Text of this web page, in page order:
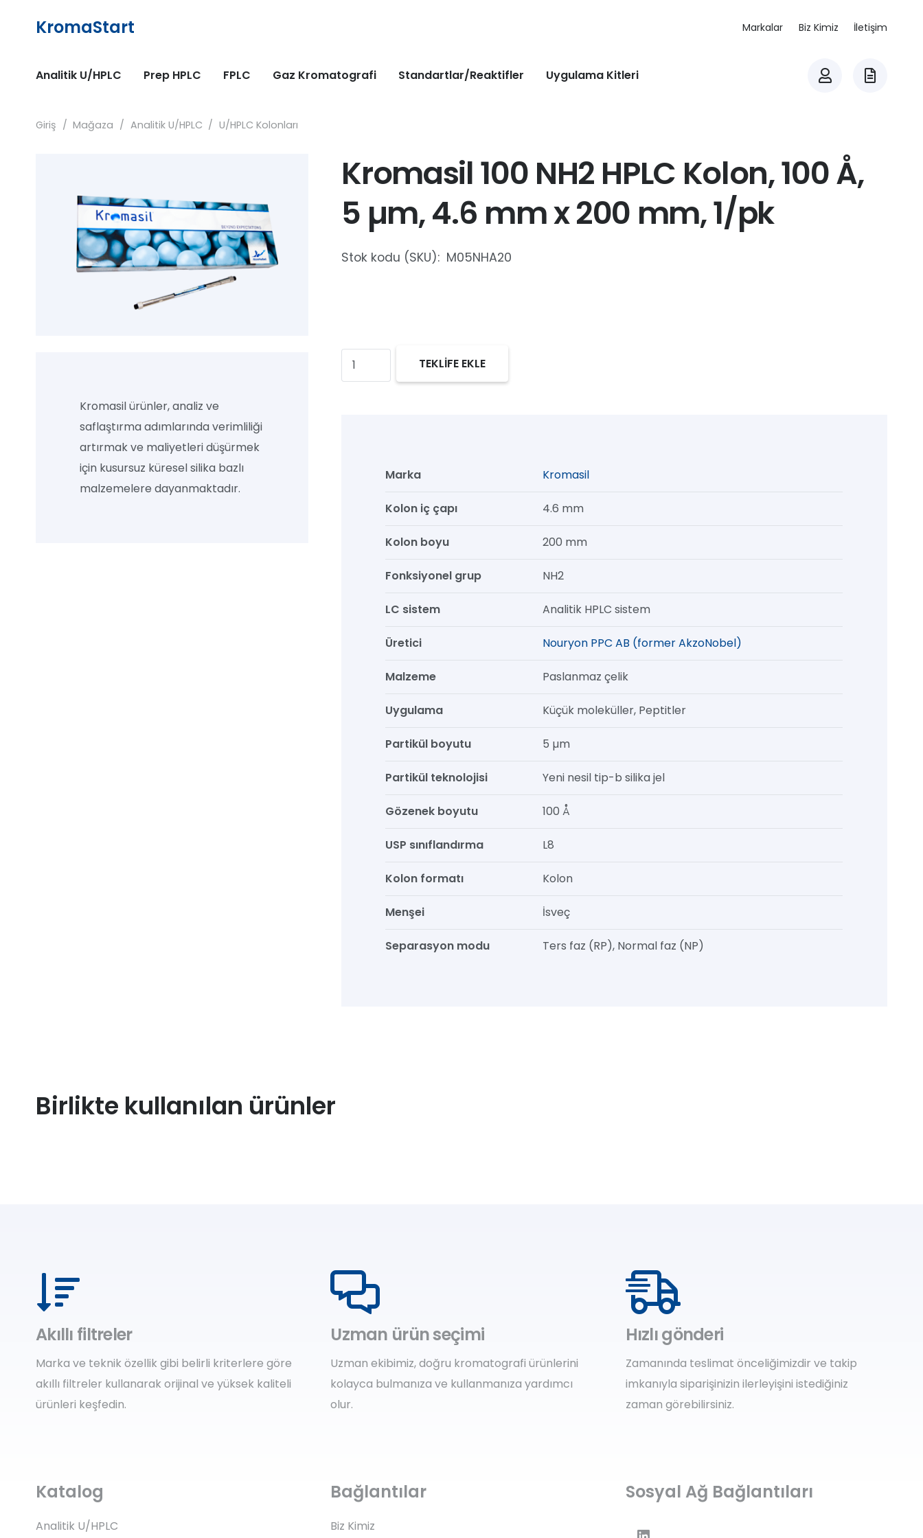
KromaStart Markalar Biz Kimiz İletişim
Analitik U/HPLC Prep HPLC FPLC Gaz Kromatografi Standartlar/Reaktifler Uygulama Kitleri
Giriş / Mağaza / Analitik U/HPLC / U/HPLC Kolonları
Kromasil ürünler, analiz ve
saflaştırma adımlarında verimliliği
artırmak ve maliyetleri düşürmek
için kusursuz küresel silika bazlı
malzemelere dayanmaktadır.
Kromasil 100 NH2 HPLC Kolon, 100 Å,
5 µm, 4.6 mm x 200 mm, 1/pk
Stok kodu (SKU): M05NHA20
Kromasil
100
TEKLİFE EKLE
Marka Kromasil
Kolon iç çapı 4.6 mm
Kolon boyu 200 mm
Fonksiyonel grup NH2
LC sistem Analitik HPLC sistem
Üretici Nouryon PPC AB (former AkzoNobel)
Malzeme Paslanmaz çelik
Uygulama Küçük moleküller, Peptitler
Partikül boyutu 5 µm
Partikül teknolojisi Yeni nesil tip-b silika jel
Gözenek boyutu 100 Å
USP sınıflandırma L8
Kolon formatı Kolon
Menşei İsveç
Separasyon modu Ters faz (RP), Normal faz (NP)
Birlikte kullanılan ürünler
Akıllı filtreler
Marka ve teknik özellik gibi belirli kriterlere göre
akıllı filtreler kullanarak orijinal ve yüksek kaliteli
ürünleri keşfedin.
Uzman ürün seçimi
Uzman ekibimiz, doğru kromatografi ürünlerini
kolayca bulmanıza ve kullanmanıza yardımcı
olur.
Hızlı gönderi
Zamanında teslimat önceliğimizdir ve takip
imkanıyla siparişinizin ilerleyişini istediğiniz
zaman görebilirsiniz.
Katalog
Analitik U/HPLC
Bağlantılar
Biz Kimiz
Sosyal Ağ Bağlantıları